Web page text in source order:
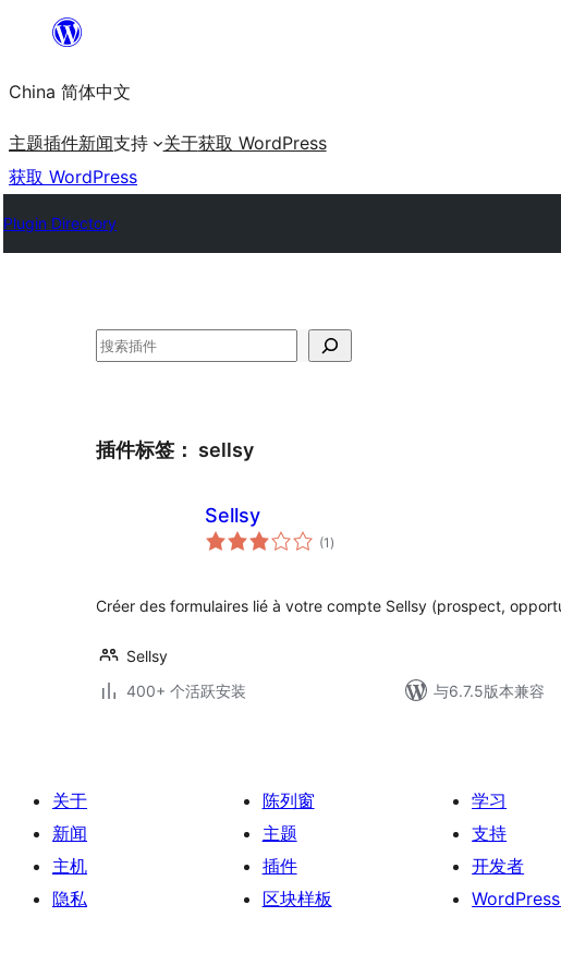
内
容
China 简体中文
主题插件新闻支持 关于获取 WordPress
获取 WordPress
Plugin Directory
搜
插件标签： sellsy
Sellsy
(1 总
评)
Créer des formulaires lié à votre compte Sellsy (prospect,
Sellsy
400+ 个活跃安装
与6.7.5版本兼容
关于
新闻
主机
隐私
陈列窗
主题
插件
区块样板
学习
支持
开发者